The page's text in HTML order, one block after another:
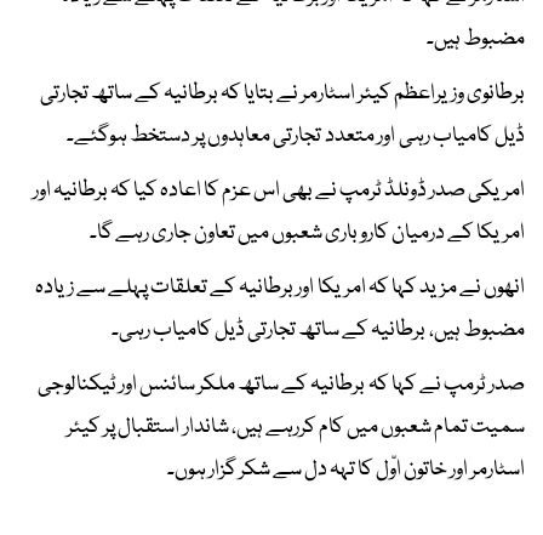
مضبوط ہیں۔
برطانوی وزیراعظم کیئر اسٹارمر نے بتایا کہ برطانیہ کے ساتھ تجارتی
ڈیل کامیاب رہی اور متعدد تجارتی معاہدوں پر دستخط ہوگئے۔
امریکی صدر ڈونلڈ ٹرمپ نے بھی اس عزم کا اعادہ کیا کہ برطانیہ اور
امریکا کے درمیان کاروباری شعبوں میں تعاون جاری رہے گا۔
انھوں نے مزید کہا کہ امریکا اور برطانیہ کے تعلقات پہلے سے زیادہ
مضبوط ہیں، برطانیہ کے ساتھ تجارتی ڈیل کامیاب رہی۔
صدر ٹرمپ نے کہا کہ برطانیہ کے ساتھ ملکر سائنس اور ٹیکنالوجی
سمیت تمام شعبوں میں کام کررہے ہیں، شاندار استقبال پر کیئر
اسٹارمر اور خاتون اوّل کا تہہ دل سے شکر گزار ہوں۔